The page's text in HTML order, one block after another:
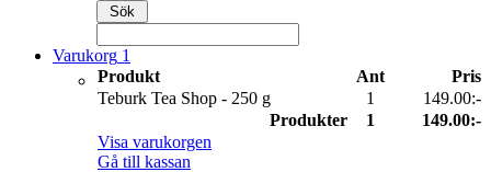
Varukorg 1
Produkt
Ant
Pris
Teburk Tea Shop - 250 g
1
149.00:-
Produkter
1
149.00:-
Visa varukorgen
Gå till kassan